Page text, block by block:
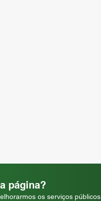
página?
os serviços públicos